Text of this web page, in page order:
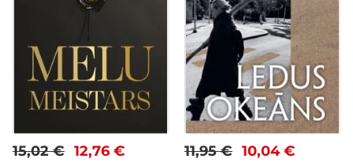
12,76 €
15,02 € 10,04 €
11,95 €